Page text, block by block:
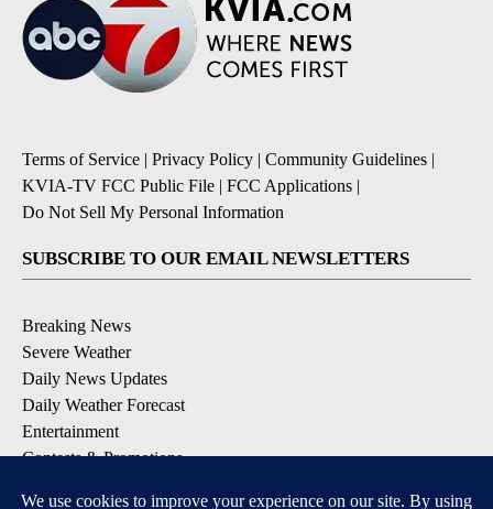
Terms of Service | Privacy Policy | Community Guidelines |
KVIA-TV FCC Public File | FCC Applications |
Do Not Sell My Personal Information
SUBSCRIBE TO OUR EMAIL NEWSLETTERS
Breaking News
Severe Weather
Daily News Updates
Daily Weather Forecast
Entertainment
Contests & Promotions
DOWNLOAD OUR APPS